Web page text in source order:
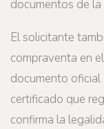
documentos de la
El solicitante
compraventa en
documento
certificado que
confirma la